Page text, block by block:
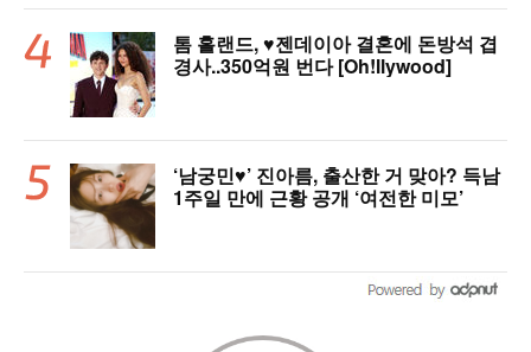
톰 홀랜드, ♥︎젠데이아 결혼에 돈방석 겹
경사..350억원 번다 [Oh!llywood]
‘남궁민♥’ 진아름, 출산한 거 맞아? 득남
1주일 만에 근황 공개 ‘여전한 미모’